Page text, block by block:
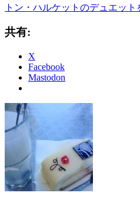
トン・ハルケットのデュエット
共有:
X
Facebook
Mastodon